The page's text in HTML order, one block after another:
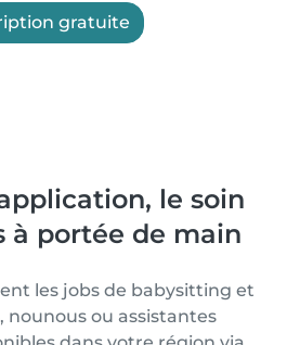
gratuite
le soin
à portée de main
les jobs de babysitting et
nounous ou assistantes